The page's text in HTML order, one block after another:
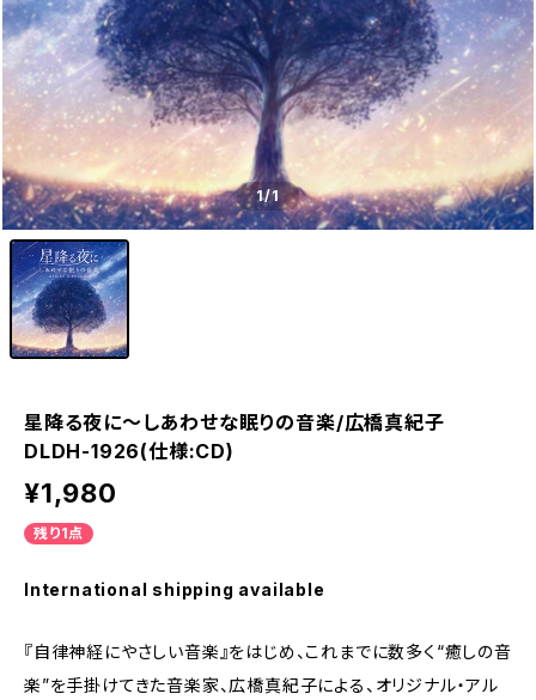
1/1
星降る夜に～しあわせな眠りの音楽/広橋真紀子
DLDH-1926(仕様:CD)
¥1,980
残り1点
International shipping available
『自律神経にやさしい音楽』をはじめ、これまでに数多く“癒しの音
楽”を手掛けてきた音楽家、広橋真紀子による、オリジナル・アル